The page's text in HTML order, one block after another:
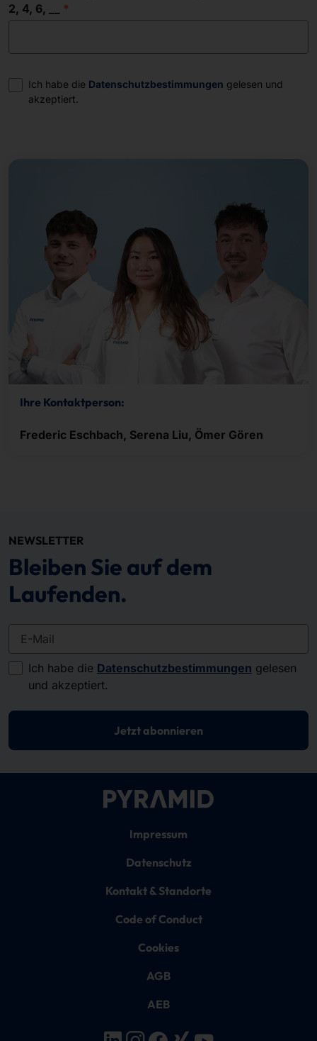
2, 4, 6, __
Einwilligung
Ich habe die Datenschutzbestimmungen gelesen und
akzeptiert.
Ihre Kontaktperson:
Frederic Eschbach, Serena Liu, Ömer Gören
NEWSLETTER
Bleiben Sie auf dem
Laufenden.
E-Mail
Ich habe die Datenschutzbestimmungen gelesen
und akzeptiert.
Jetzt abonnieren
Impressum
Datenschutz
Kontakt & Standorte
Code of Conduct
Cookies
AGB
AEB